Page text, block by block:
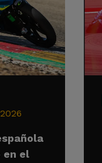
en el